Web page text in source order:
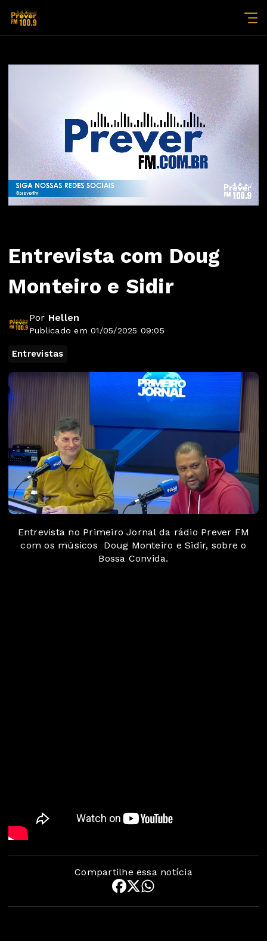
Entrevista com Doug
Monteiro e Sidir
Por Hellen
Publicado em 01/05/2025 09:05
Entrevistas
Entrevista no Primeiro Jornal da rádio Prever FM
com os músicos Doug Monteiro e Sidir, sobre o
Bossa Convida.
Compartilhe essa notícia